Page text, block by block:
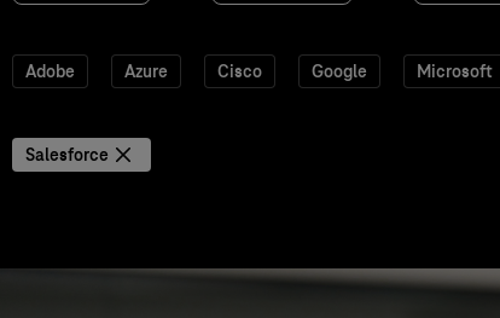
Adobe Azure Cisco Google Microsoft
Salesforce